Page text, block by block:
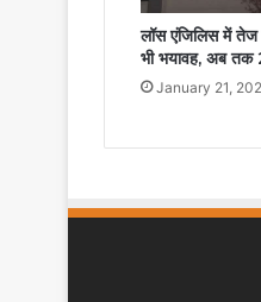
लॉस एंजिलिस में
भी भयावह, अब तक
January 21,